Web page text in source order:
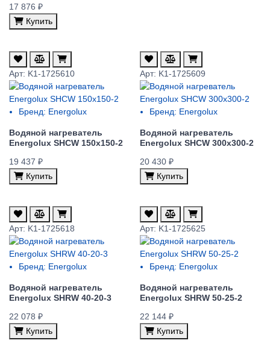
17 876 ₽
Купить
Арт: K1-1725610
Бренд: Energolux
Водяной нагреватель
Energolux SHCW 150x150-2
19 437 ₽
Купить
Арт: K1-1725609
Бренд: Energolux
Водяной нагреватель
Energolux SHCW 300x300-2
20 430 ₽
Купить
Арт: K1-1725618
Бренд: Energolux
Водяной нагреватель
Energolux SHRW 40-20-3
22 078 ₽
Купить
Арт: K1-1725625
Бренд: Energolux
Водяной нагреватель
Energolux SHRW 50-25-2
22 144 ₽
Купить